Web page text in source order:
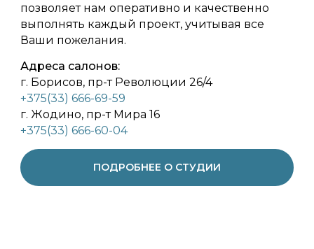
позволяет нам оперативно и качественно
выполнять каждый проект, учитывая все
Ваши пожелания.
Адреса салонов:
г. Борисов, пр-т Революции 26/4
+375(33) 666-69-59
г. Жодино, пр-т Мира 16
+375(33) 666-60-04
ПОДРОБНЕЕ О СТУДИИ